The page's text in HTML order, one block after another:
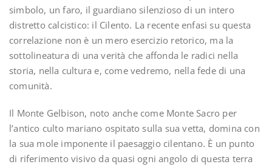
simbolo, un faro, il guardiano silenzioso di un intero
distretto calcistico: il Cilento. La recente enfasi su questa
correlazione non è un mero esercizio retorico, ma la
sottolineatura di una verità che affonda le radici nella
storia, nella cultura e, come vedremo, nella fede di una
comunità.
Il Monte Gelbison, noto anche come Monte Sacro per
l’antico culto mariano ospitato sulla sua vetta, domina con
la sua mole imponente il paesaggio cilentano. È un punto
di riferimento visivo da quasi ogni angolo di questa terra